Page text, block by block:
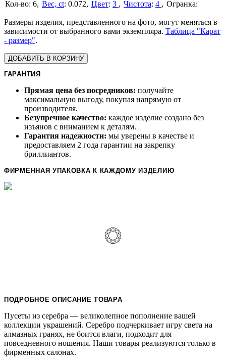
6 Вес, ct: 0.072 Цвет: 3 Чистота: 4
Размеры изделия, представленного на фото, могут меняться в
зависимости от выбранного вами экземпляра. Таблица "Карат
- размер".
ДОБАВИТЬ В КОРЗИНУ
ГАРАНТИЯ
Прямая цена без посредников: получайте
максимальную выгоду, покупая напрямую от
производителя.
Безупречное качество: каждое изделие создано без
изъянов с вниманием к деталям.
Гарантия надежности: мы уверены в качестве и
предоставляем 2 года гарантии на закрепку
бриллиантов.
ФИРМЕННАЯ УПАКОВКА К КАЖДОМУ ИЗДЕЛИЮ
ПОДРОБНОЕ ОПИСАНИЕ ТОВАРА
Пусеты из серебра — великолепное пополнение вашей
коллекции украшений. Серебро подчеркивает игру света на
алмазных гранях, не боится влаги, подходит для
повседневного ношения. Наши товары реализуются только в
фирменных салонах.